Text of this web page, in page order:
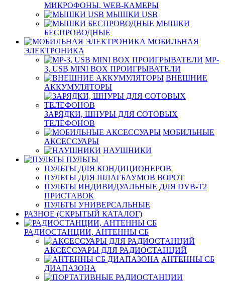
МИКРОФОНЫ, WEB-КАМЕРЫ
МЫШКИ USB
МЫШКИ
БЕСПРОВОДНЫЕ
МОБИЛЬНАЯ
ЭЛЕКТРОНИКА
MP-
3, USB MINI BOX ПРОИГРЫВАТЕЛИ
ВНЕШНИЕ
АККУМУЛЯТОРЫ
ЗАРЯДКИ, ШНУРЫ ДЛЯ СОТОВЫХ
ТЕЛЕФОНОВ
МОБИЛЬНЫЕ
АКСЕССУАРЫ
НАУШНИКИ
ПУЛЬТЫ
ПУЛЬТЫ ДЛЯ КОНДИЦИОНЕРОВ
ПУЛЬТЫ ДЛЯ ШЛАГБАУМОВ ВОРОТ
ПУЛЬТЫ ИНДИВИДУАЛЬНЫЕ ДЛЯ DVB-T2
ПРИСТАВОК
ПУЛЬТЫ УНИВЕРСАЛЬНЫЕ
РАЗНОЕ (СКРЫТЫЙ КАТАЛОГ)
РАДИОСТАНЦИИ, АНТЕННЫ CБ
АКСЕССУАРЫ ДЛЯ РАДИОСТАНЦИЙ
АНТЕННЫ CБ
ДИАПАЗОНА